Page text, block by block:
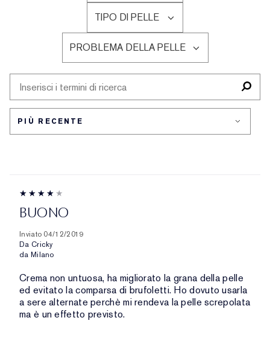
LE
RECENSIONI
PER
ETÀ
TIPO DI PELLE
FILTRA
LE
RECENSIONI
PER
TIPO
DI
PELLE
PROBLEMA DELLA PELLE
FILTRA
LE
PER
DELLA
BUONO
Inviato 04/12/2019
Da Cricky
da Milano
Crema non untuosa, ha migliorato la grana della pelle
ed evitato la comparsa di brufoletti. Ho dovuto usarla
a sere alternate perchè mi rendeva la pelle screpolata
ma è un effetto previsto.